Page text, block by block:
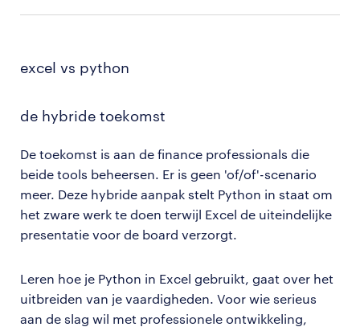
excel vs python
de hybride toekomst
De toekomst is aan de finance professionals die
beide tools beheersen. Er is geen 'of/of'-scenario
meer. Deze hybride aanpak stelt Python in staat om
het zware werk te doen terwijl Excel de uiteindelijke
presentatie voor de board verzorgt.
Leren hoe je Python in Excel gebruikt, gaat over het
uitbreiden van je vaardigheden. Voor wie serieus
aan de slag wil met professionele ontwikkeling,